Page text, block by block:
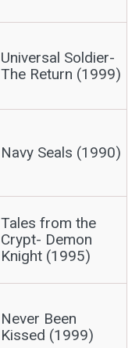
Universal Soldier-
The Return (1999)
Navy Seals (1990)
Tales from the
Crypt- Demon
Knight (1995)
Never Been
Kissed (1999)